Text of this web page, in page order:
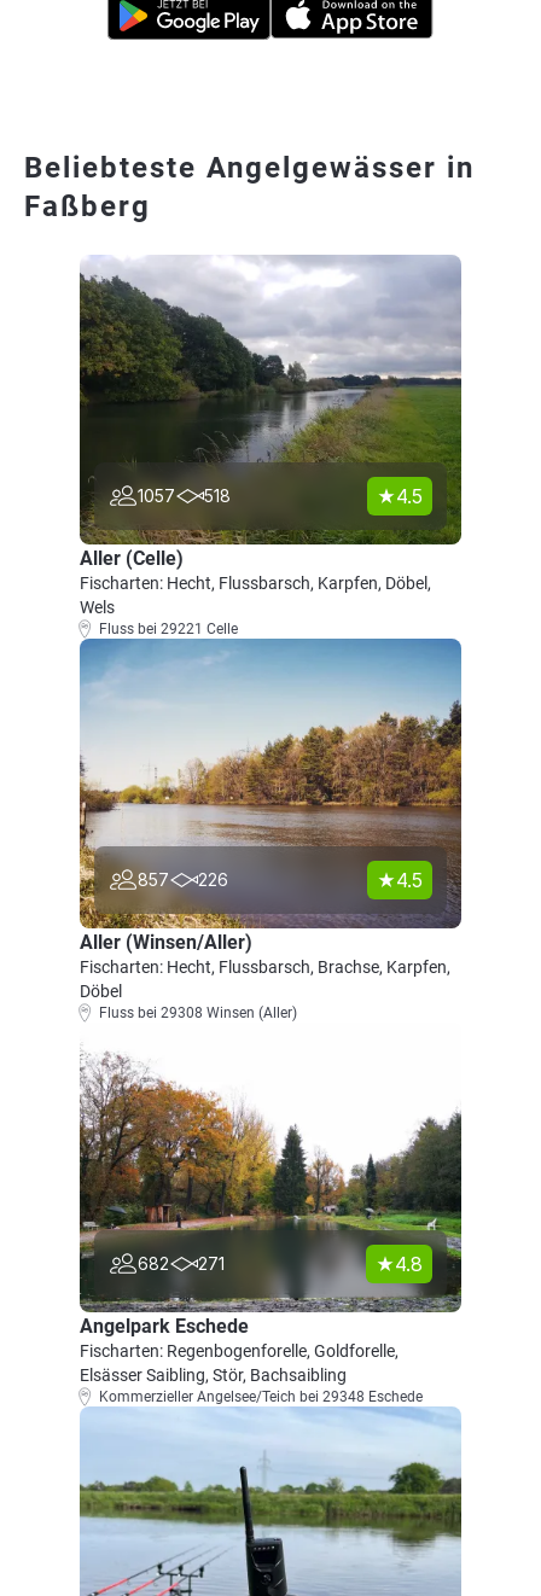
Beliebteste Angelgewässer in
Faßberg
1057 518 4.5
Aller (Celle)
Fischarten: Hecht, Flussbarsch, Karpfen, Döbel,
Wels
Fluss bei 29221 Celle
857 226 4.5
Aller (Winsen/Aller)
Fischarten: Hecht, Flussbarsch, Brachse, Karpfen,
Döbel
Fluss bei 29308 Winsen (Aller)
682 271 4.8
Angelpark Eschede
Fischarten: Regenbogenforelle, Goldforelle,
Elsässer Saibling, Stör, Bachsaibling
Kommerzieller Angelsee/Teich bei 29348 Eschede